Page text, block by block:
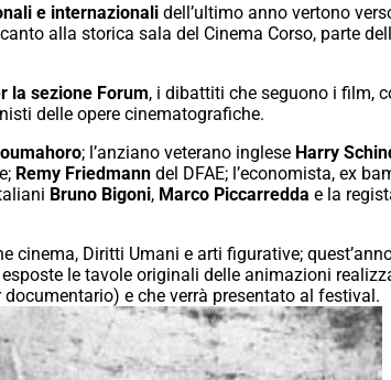
e internazionali dell’ultimo anno vertono
alla storica sala del Cinema Corso, parte
la sezione Forum, i dibattiti che seguono i film,
delle opere cinematografiche.
; l’anziano veterano inglese Harry
Remy Friedmann del DFAE; l’economista, ex
Bruno Bigoni, Marco Piccarredda e la
cinema, Diritti Umani e arti figurative;
le tavole originali delle animazioni
e che verrà presentato al festival.